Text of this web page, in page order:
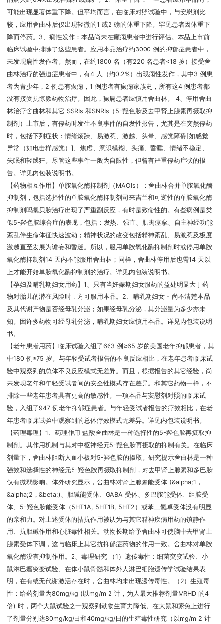
可能出现显著体重下降。但平均而言，在临床对照试验中，与安慰剂比
较，应用舍曲林后仅出现轻微的1 或2 磅的体重下降。罕见患者因体重下
降而停药。3、痫性发作：本品尚未在癫痫患者中进行评估。本品上市前
临床试验中排除了这些患者。应用本品治疗约3000 例的抑郁症患者中，
未发现痫性发作者。然而，在约1800 名（有220 名患者<18 岁）接受舍
曲林治疗的强迫症患者中，有4 人（约0.2%）出现痫性发作，其中3 例患
者为青少年，2 例患有癫痫，1 例患者有癫痫家族史，所有这4 例患者都
没有接受抗惊厥药物治疗。因此，癫痫患者应慎用舍曲林。 4、停用舍曲
林治疗舍曲林和其它 SSRIs 和SNRIs（5-羟色胺及去甲肾上腺素再摄取抑
制剂）上市后，有停药时发生不良事件的自发性报告，尤其是在突然停药
时，包括下列症状：情绪烦躁、易激惹、激越、头晕、感觉障碍[如感觉
异常（如电击样感觉）]、焦虑、意识模糊、头痛、昏睡、情绪不稳定、
失眠和轻躁狂。尽管这些事件一般为自限性，但曾有严重停药症状的报
告。详见内包装说明书。
【药物相互作用】单胺氧化酶抑制剂（MAOIs）：舍曲林合并单胺氧化酶
抑制剂，包括选择性的单胺氧化酶抑制剂司来吉兰和可逆性的单胺氧化酶
抑制剂吗氯贝胺治疗出现了严重副反应，有时是致命性的。有些病例是类
似5-羟色胺综合症的表现，包括：发热、强直、肌肉痉挛、自主神经功能
紊乱伴生命体征快速波动；精神状况的改变包括精神紊乱、易激惹及极度
激越直至发展为谵妄和昏迷。所以，服用单胺氧化酶抑制剂时或停用单胺
氧化酶抑制剂14 天内不能服用舍曲林；同样，舍曲林停用后也需14 天以
上才能开始单胺氧化酶抑制剂的治疗。详见内包装说明书。
【孕妇及哺乳期妇女用药】1、只有当妊娠期妇女服药的益处明显大于药
物对胎儿的潜在风险时，方可服用本品。2、哺乳期妇女 - 尚不清楚本品
及其代谢产物是否经母乳分泌；如果经母乳分泌，其分泌量为多少亦未
知。因许多药物可经母乳分泌，哺乳期妇女应慎用本品。详见内包装说明
书。
【老年患者用药】临床试验入组了663 例≥65 岁的美国老年抑郁患者，其
中180 例≥75 岁。与年轻受试者报告的不良反应相比，在老年患者临床试
验中观察到的总体不良反应模式无差异。而且，根据报告的其它经验，尚
未发现老年和年轻受试者间的安全性模式存在差异。和其它药物一样，不
排除一些老年患者具有更高的敏感性。一项本品与安慰剂对照的临床试
验，入组了947 例老年抑郁症患者。与年轻受试者报告的疗效相比，在老
年患者临床试验中观察到的总体疗效模式无差异。详见内包装说明书。
【药理毒理】1、药理作用 盐酸舍曲林是一种选择性的5-羟色胺再摄取抑
制剂。其作用机制与其对中枢神经元5-羟色胺再摄取的抑制有关。在临床
剂量下，舍曲林阻断人血小板对5-羟色胺的摄取。研究提示舍曲林是一种
强效和选择性的神经元5-羟色胺再摄取抑制剂，对去甲肾上腺素和多巴胺
仅有微弱影响。体外研究显示，舍曲林对肾上腺素能受体 (&alpha;1，
&alpha;2，&beta;)、胆碱能受体、GABA 受体、多巴胺能受体、组胺受
体、5-羟色胺能受体（5HT1A, 5HT1B, 5HT2）或苯二氮卓受体没有明显
的亲和力。对上述受体的拮抗作用被认为与其它精神疾病用药的镇静作
用、抗胆碱作用和心脏毒性相关。动物长期给予舍曲林可使脑中去甲肾上
腺素受体下调，这与临床上其它抗抑郁症药物的作用一致。舍曲林对单胺
氧化酶没有抑制作用。2、毒理研究 （1）遗传毒性：细菌突变试验、小
鼠淋巴瘤突变试验、在体小鼠骨髓和体外人淋巴细胞遗传学试验结果表
明，在有或无代谢激活存在时，舍曲林均未出现遗传毒性。（2）生殖毒
性：给药剂量为80mg/kg (以mg/m 2 计，为人最大推荐剂量MRHD 的4
倍) 时，两个大鼠试验之一观察到动物生育力降低。在大鼠和家兔上进行
了剂量分别达80mg/kg/日和40mg/kg/日的生殖毒性研究（以mg/m 2 计